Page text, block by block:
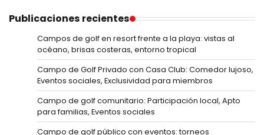
Publicaciones recientes
Campos de golf en resort frente a la playa: vistas al
océano, brisas costeras, entorno tropical
Campo de Golf Privado con Casa Club: Comedor lujoso,
Eventos sociales, Exclusividad para miembros
Campo de golf comunitario: Participación local, Apto
para familias, Eventos sociales
Campo de golf público con eventos: torneos